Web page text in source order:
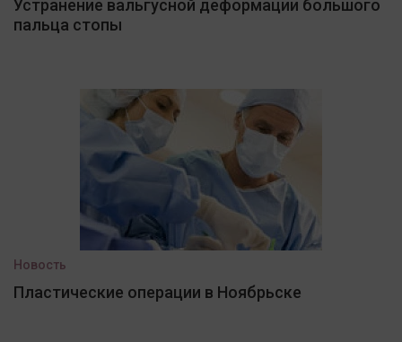
Устранение вальгусной деформации большого
пальца стопы
Новость
Пластические операции в Ноябрьске